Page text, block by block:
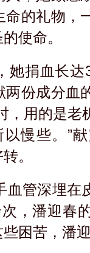
命的礼物，
使命。
她捐血长
两份成分血
，用的是
慢些。”
。
血管深埋在
，潘迎春
困苦，潘